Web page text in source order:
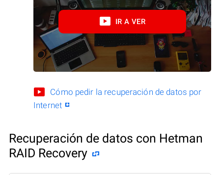
IR A VER
Cómo pedir la recuperación de datos por
Internet
Recuperación de datos con Hetman
RAID Recovery